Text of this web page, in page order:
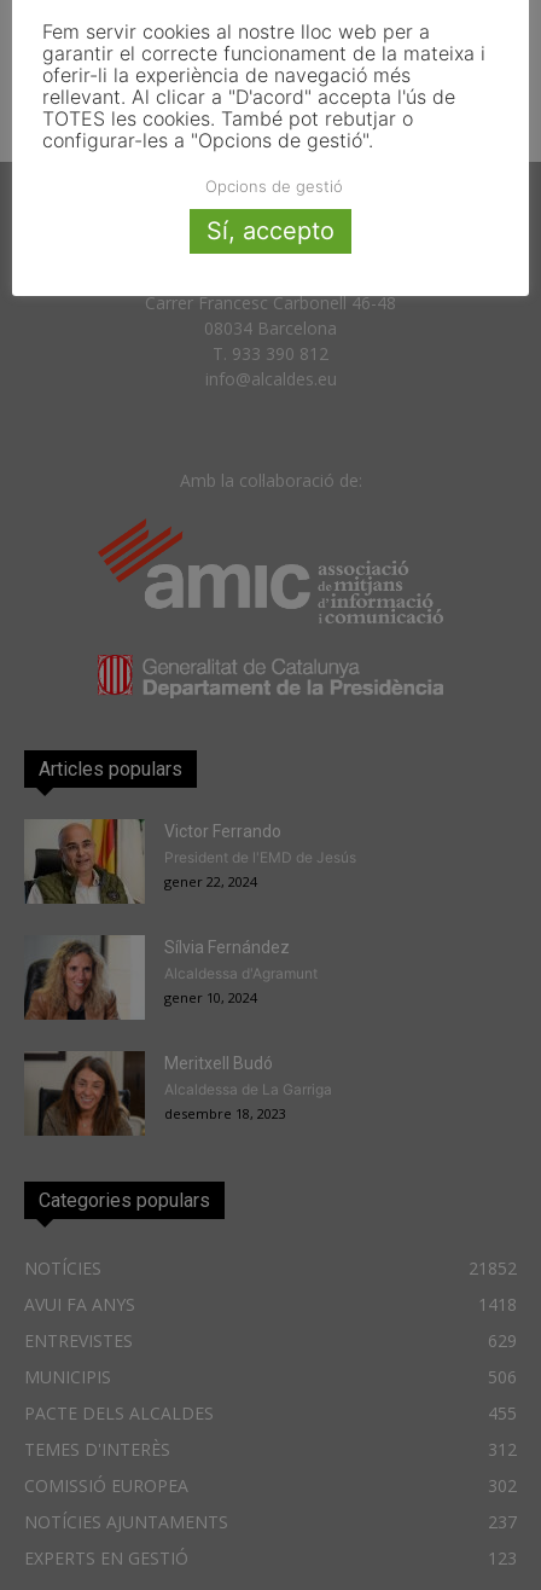
«Volem crear un Reglament de Participació:
es bo que la gent...
novembre 24, 2015
Carrer Francesc Carbonell 46-48
08034 Barcelona
T. 933 390 812
info@alcaldes.eu
Amb la col·laboració de:
Articles populars
Victor Ferrando
President de l'EMD de Jesús
gener 22, 2024
Sílvia Fernández
Alcaldessa d'Agramunt
gener 10, 2024
Meritxell Budó
Alcaldessa de La Garriga
desembre 18, 2023
Categories populars
NOTÍCIES
21852
AVUI FA ANYS
1418
ENTREVISTES
629
MUNICIPIS
506
PACTE DELS ALCALDES
455
TEMES D'INTERÈS
312
COMISSIÓ EUROPEA
302
NOTÍCIES AJUNTAMENTS
237
EXPERTS EN GESTIÓ
123
Fem servir cookies al nostre lloc web per a
garantir el correcte funcionament de la mateixa i
oferir-li la experiència de navegació més
rellevant. Al clicar a "D'acord" accepta l'ús de
TOTES les cookies. També pot rebutjar o
configurar-les a "Opcions de gestió".
Opcions de gestió
Sí, accepto